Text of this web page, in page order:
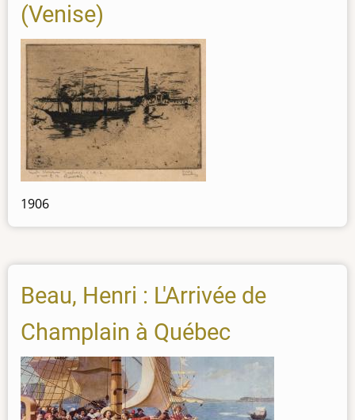
(Venise)
1906
Beau, Henri : L'Arrivée de
Champlain à Québec